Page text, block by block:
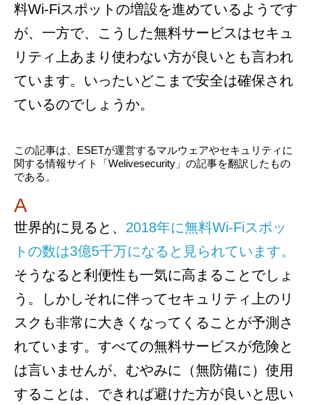
料Wi-Fiスポットの増設を進めているようです
が、一方で、こうした無料サービスはセキュ
リティ上あまり使わない方が良いとも言われ
ています。いったいどこまで安全は確保され
ているのでしょうか。
この記事は、ESETが運営するマルウェアやセキュリティに
関する情報サイト「Welivesecurity」の記事を翻訳したもの
である。
A
世界的に見ると、 2018年に無料Wi-Fiスポッ
トの数は3億5千万になると見られています。
そうなると利便性も一気に高まることでしょ
う。しかしそれに伴ってセキュリティ上のリ
スクも非常に大きくなってくることが予測さ
れています。すべての無料サービスが危険と
は言いませんが、むやみに（無防備に）使用
することは、できれば避けた方が良いと思い